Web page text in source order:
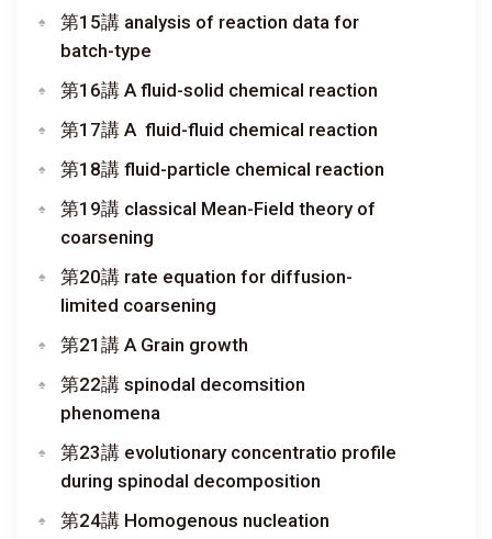
第15講 analysis of reaction data for
batch-type
第16講 A fluid-solid chemical reaction
第17講 A fluid-fluid chemical reaction
第18講 fluid-particle chemical reaction
第19講 classical Mean-Field theory of
coarsening
第20講 rate equation for diffusion-
limited coarsening
第21講 A Grain growth
第22講 spinodal decomsition
phenomena
第23講 evolutionary concentratio profile
during spinodal decomposition
第24講 Homogenous nucleation